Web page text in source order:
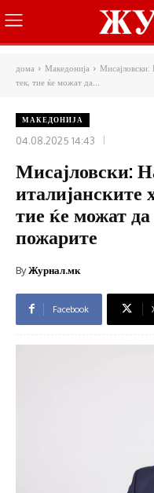
дома Македонија
Мисајловски:
тек, тие ќе можат да...
МАКЕДОНИЈА
04.08.2025 14:43
Мисајловски:
италијанските
тие ќе можат да
пожарите
ByЖурнал.мк
Facebook